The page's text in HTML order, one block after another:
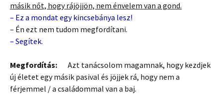
másik nőt, hogy rájöjjön, nem énvelem van a gond.
– Ez a mondat egy kincsebánya lesz!
– Én ezt nem tudom megfordítani.
– Segítek.
Megfordítás:
Azt tanácsolom magamnak, hogy kezdjek
új életet egy másik pasival és jöjjek rá, hogy nem a
férjemmel / a családommal van a baj.